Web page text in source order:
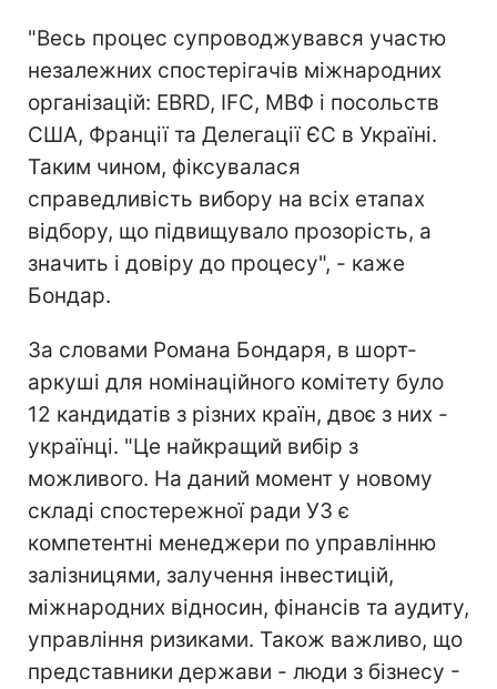
"Весь процес супроводжувався участю
незалежних спостерігачів міжнародних
організацій: EBRD, IFC, МВФ і посольств
США, Франції та Делегації ЄС в Україні.
Таким чином, фіксувалася
справедливість вибору на всіх етапах
відбору, що підвищувало прозорість, а
значить і довіру до процесу", - каже
Бондар.
За словами Романа Бондаря, в шорт-
аркуші для номінаційного комітету було
12 кандидатів з різних країн, двоє з них -
українці. "Це найкращий вибір з
можливого. На даний момент у новому
складі спостережної ради УЗ є
компетентні менеджери по управлінню
залізницями, залучення інвестицій,
міжнародних відносин, фінансів та аудиту,
управління ризиками. Також важливо, що
представники держави - люди з бізнесу -